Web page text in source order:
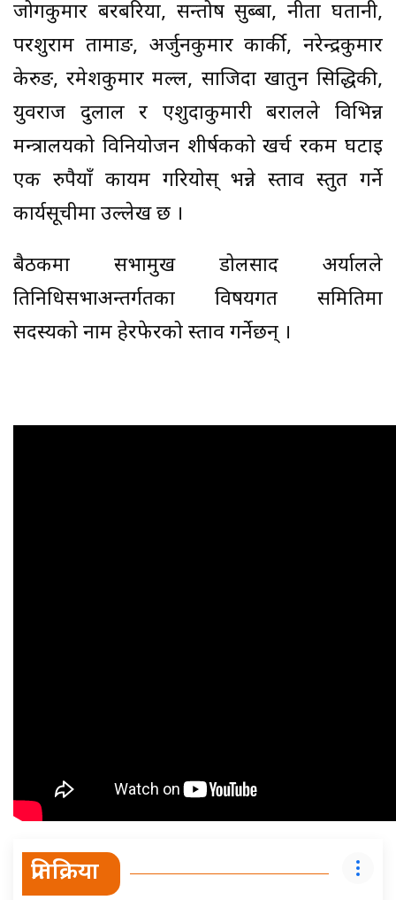
जोगकुमार बरबरिया, सन्तोष सुब्बा, नीता घतानी,
परशुराम तामाङ, अर्जुनकुमार कार्की, नरेन्द्रकुमार
केरुङ, रमेशकुमार मल्ल, साजिदा खातुन सिद्धिकी,
युवराज दुलाल र एशुदाकुमारी बरालले विभिन्न
मन्त्रालयको विनियोजन शीर्षकको खर्च रकम घटाइ
एक रुपैयाँ कायम गरियोस् भन्ने प्रस्ताव प्रस्तुत गर्ने
कार्यसूचीमा उल्लेख छ ।
बैठकमा सभामुख डोलप्रसाद अर्यालले
प्रतिनिधिसभाअन्तर्गतका विषयगत समितिमा
सदस्यको नाम हेरफेरको प्रस्ताव गर्नेछन् ।
प्रतिक्रिया